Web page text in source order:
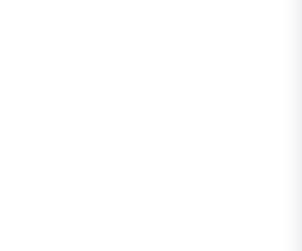
Living og bidrag til